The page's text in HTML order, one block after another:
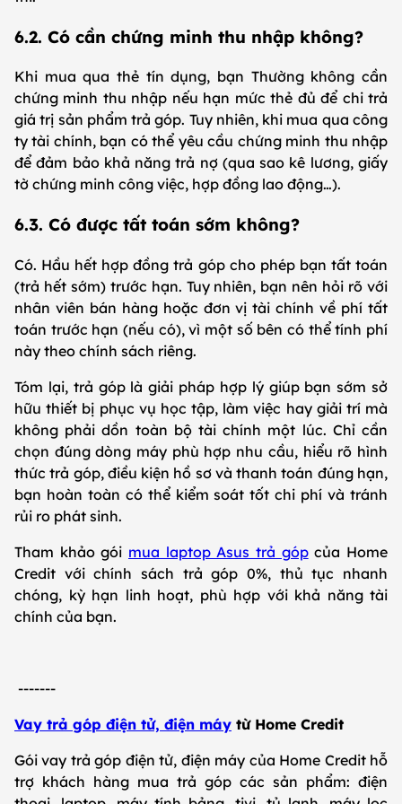
6.2. Có cần chứng minh thu nhập không?
Khi mua qua thẻ tín dụng, bạn Thường không cần
chứng minh thu nhập nếu hạn mức thẻ đủ để chi trả
giá trị sản phẩm trả góp. Tuy nhiên, khi mua qua công
ty tài chính, bạn có thể yêu cầu chứng minh thu nhập
để đảm bảo khả năng trả nợ (qua sao kê lương, giấy
tờ chứng minh công việc, hợp đồng lao động…).
6.3. Có được tất toán sớm không?
Có. Hầu hết hợp đồng trả góp cho phép bạn tất toán
(trả hết sớm) trước hạn. Tuy nhiên, bạn nên hỏi rõ với
nhân viên bán hàng hoặc đơn vị tài chính về phí tất
toán trước hạn (nếu có), vì một số bên có thể tính phí
này theo chính sách riêng.
Tóm lại, trả góp là giải pháp hợp lý giúp bạn sớm sở
hữu thiết bị phục vụ học tập, làm việc hay giải trí mà
không phải dồn toàn bộ tài chính một lúc. Chỉ cần
chọn đúng dòng máy phù hợp nhu cầu, hiểu rõ hình
thức trả góp, điều kiện hồ sơ và thanh toán đúng hạn,
bạn hoàn toàn có thể kiểm soát tốt chi phí và tránh
rủi ro phát sinh.
Tham khảo gói mua laptop Asus trả gópcủa Home
Credit với chính sách trả góp 0%, thủ tục nhanh
chóng, kỳ hạn linh hoạt, phù hợp với khả năng tài
chính của bạn.
-------
Vay trả góp điện tử, điện máy từ Home Credit
Gói vay trả góp điện tử, điện máy của Home Credit hỗ
trợ khách hàng mua trả góp các sản phẩm: điện